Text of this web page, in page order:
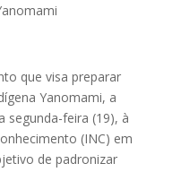
que visa preparar
Yanomami, a
segunda-feira (19), à
(INC) em
de padronizar